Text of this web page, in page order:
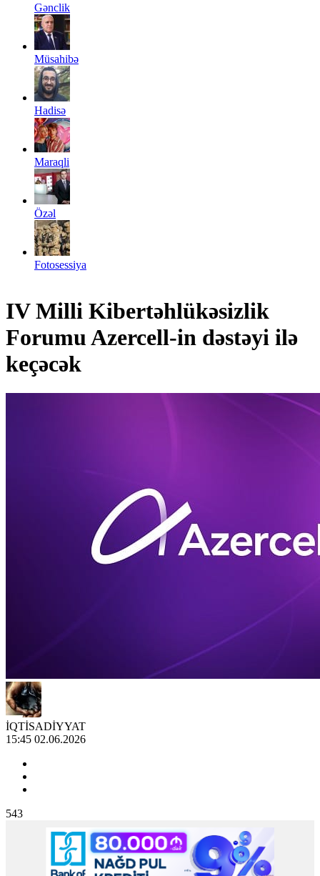
Gənclik
Müsahibə
Hadisə
Maraqli
Özəl
Fotosessiya
IV Milli Kibertəhlükəsizlik
Forumu Azercell-in dəstəyi ilə
keçəcək
İQTİSADİYYAT
15:45 02.06.2026
543